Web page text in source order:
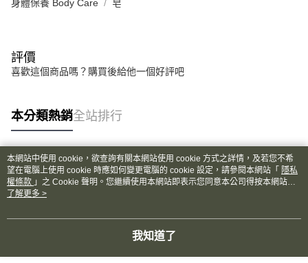
身體保養 Body Care 皂
評價
喜歡這個商品嗎？購買後給他一個好評吧
本分類熱銷全站排行
熱門標籤
本網站中使用 cookie，欲查詢有關本網站使用 cookie 方式之詳情，及若您不希
望在電腦上使用 cookie 時應如何變更電腦的 cookie 設定，請參閱本網站「 隱私
權條款 」之 Cookie 聲明。您繼續使用本網站即表示您同意本公司得按本網站使
用條款之 Cookie 聲明使用 cookie。
了解更多 >
我知道了